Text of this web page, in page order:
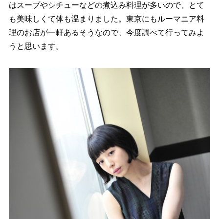
はスープやシチューなどの煮込み料理が多いので、とて
も美味しくて体も温まりました。東京にもルーマニア料
理のお店が一軒あるそうなので、今度調べて行ってみよ
うと思います。